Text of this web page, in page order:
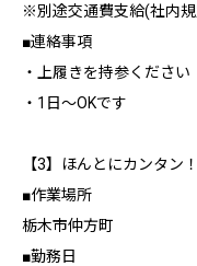
※別途交通費支給(社内
■連絡事項
・上履きを持参ください
・1日～OKです
【3】ほんとにカンタン
■作業場所
栃木市仲方町
■勤務日